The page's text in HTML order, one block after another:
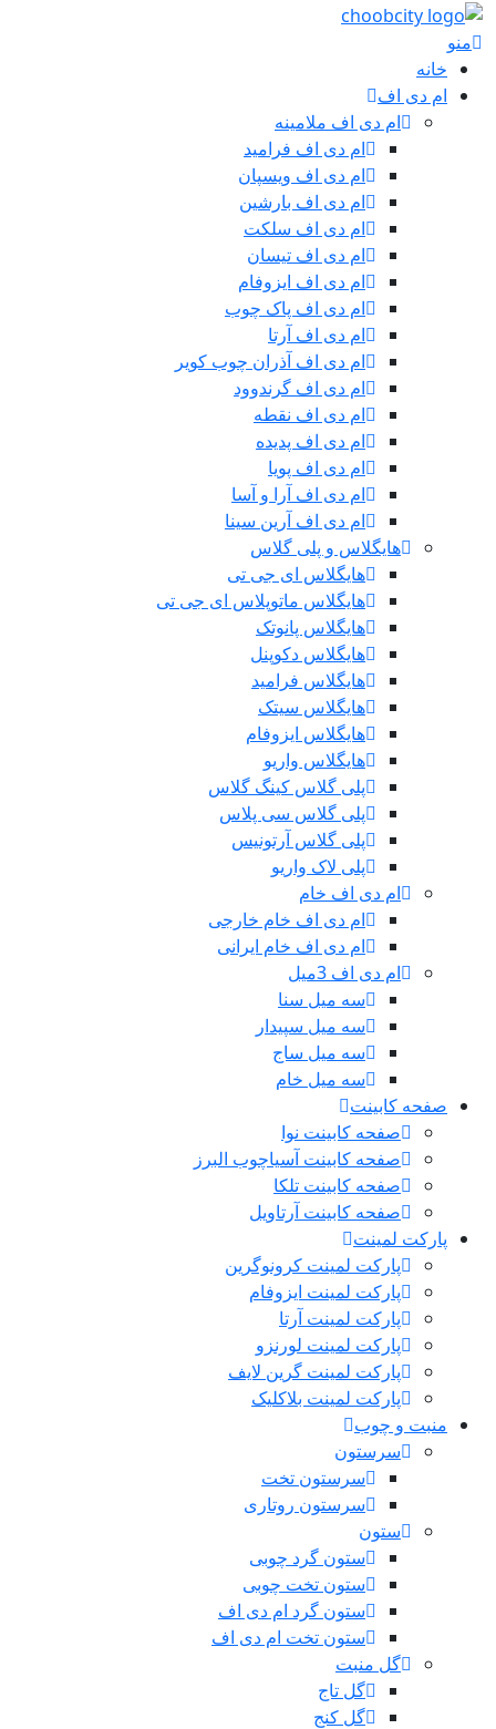
منو
خانه
ام دی اف
ام دی اف ملامینه
ام دی اف فرامید
ام دی اف ویسپان
ام دی اف بارشین
ام دی اف سلکت
ام دی اف تیسان
ام دی اف ایزوفام
ام دی اف پاک چوب
ام دی اف آرتا
ام دی اف آذران چوب کویر
ام دی اف گرندوود
ام دی اف نقطه
ام دی اف پدیده
ام دی اف پویا
ام دی اف آرا و آسا
ام دی اف آرین سینا
هایگلاس و پلی گلاس
هایگلاس ای جی تی
هایگلاس ماتوپلاس ای جی تی
هایگلاس پانوتک
هایگلاس دکوپنل
هایگلاس فرامید
هایگلاس سیتک
هایگلاس ایزوفام
هایگلاس واریو
پلی گلاس کینگ گلاس
پلی گلاس سی پلاس
پلی گلاس آرتونیس
پلی لاک واریو
ام دی اف خام
ام دی اف خام خارجی
ام دی اف خام ایرانی
ام دی اف 3میل
سه میل سنا
سه میل سپیدار
سه میل ساج
سه میل خام
صفحه کابینت
صفحه کابینت نوا
صفحه کابینت آسیاچوب البرز
صفحه کابینت تلکا
صفحه کابینت آرتاویل
پارکت لمینت
پارکت لمینت کرونوگرین
پارکت لمینت ایزوفام
پارکت لمینت آرتا
پارکت لمینت لورنزو
پارکت لمینت گرین لایف
پارکت لمینت بلاکلیک
منبت و چوب
سرستون
سرستون تخت
سرستون روتاری
ستون
ستون گرد چوبی
ستون تخت چوبی
ستون گرد ام دی اف
ستون تخت ام دی اف
گل منبت
گل تاج
گل کنج